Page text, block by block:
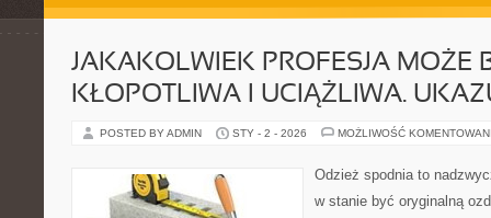
JAKAKOLWIEK PROFESJA MOŻE
KŁOPOTLIWA I UCIĄŻLIWA.
POSTED BY ADMIN STY - 2 - 2026 MOŻLIWOŚĆ
Odzież spodnia to
w stanie być oryginalną